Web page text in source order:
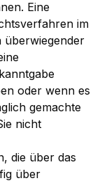
Eine
im
überwiegender
oder wenn es
gemachte
nicht
die über das
über